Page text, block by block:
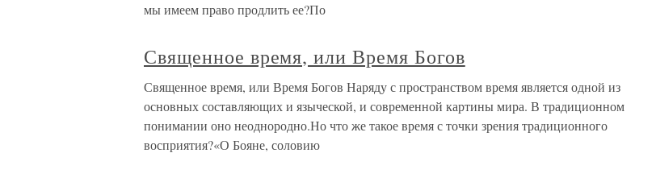
мы имеем право продлить ее?По
Священное время, или Время Богов
Священное время, или Время Богов Наряду с пространством время является одной из
основных составляющих и языческой, и современной картины мира. В традиционном
понимании оно неоднородно.Но что же такое время с точки зрения традиционного
восприятия?«О Бояне, соловию